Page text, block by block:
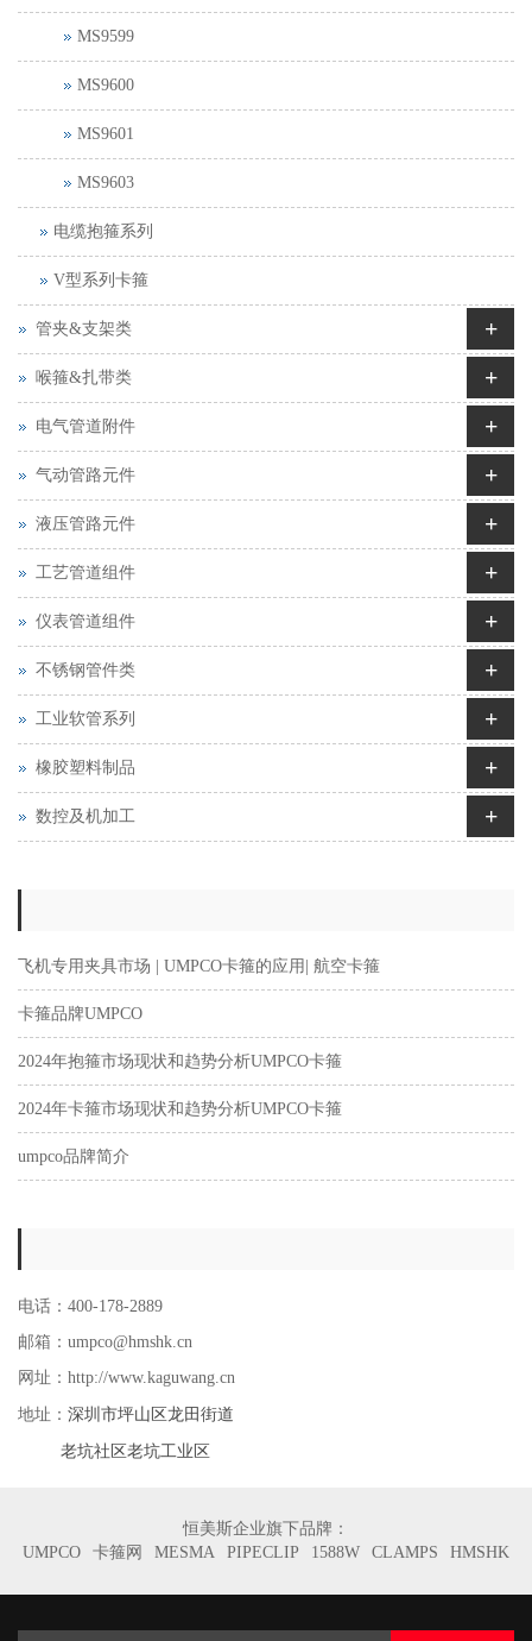
MS9599
MS9600
MS9601
MS9603
电缆抱箍系列
V型系列卡箍
管夹&支架类 +
喉箍&扎带类 +
电气管道附件 +
气动管路元件 +
液压管路元件 +
工艺管道组件 +
仪表管道组件 +
不锈钢管件类 +
工业软管系列 +
橡胶塑料制品 +
数控及机加工 +
飞机专用夹具市场 | UMPCO卡箍的应用| 航空卡箍
卡箍品牌UMPCO
2024年抱箍市场现状和趋势分析UMPCO卡箍
2024年卡箍市场现状和趋势分析UMPCO卡箍
umpco品牌简介
电话：400-178-2889
邮箱：umpco@hmshk.cn
网址：http://www.kaguwang.cn
地址： 深圳市坪山区龙田街道
老坑社区老坑工业区
恒美斯企业旗下品牌：
UMPCO
卡箍网 MESMA PIPECLIP 1588W CLAMPS HMSHK